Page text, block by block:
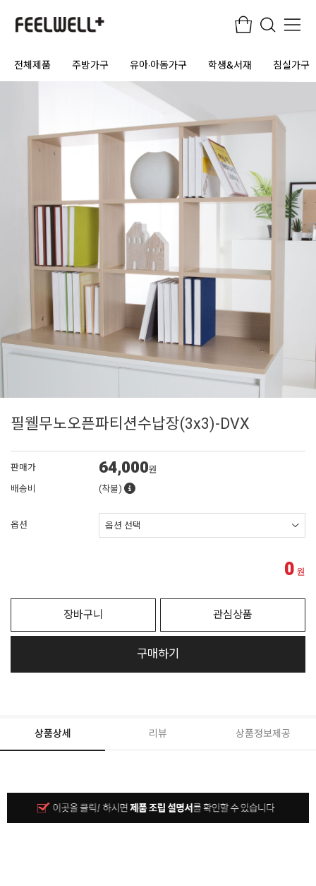
전체제품 주방가구 유아·아동가구 학생&서재 침실가구
필웰무노오픈파티션수납장(3x3)-DVX
판매가 64,000원
배송비
(착불)
옵션
0 원
장바구니 관심상품
구매하기
상품상세 리뷰 상품정보제공